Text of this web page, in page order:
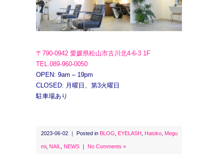
〒790-0942 愛媛県松山市古川北4-6-3 1F
TEL.089-960-0050
OPEN: 9am – 19pm
CLOSED: 月曜日、第3火曜日
駐車場あり
2023-06-02 ｜ Posted in BLOG EYELASH Hatoko Megu
mi NAIL NEWS ｜ No Comments »